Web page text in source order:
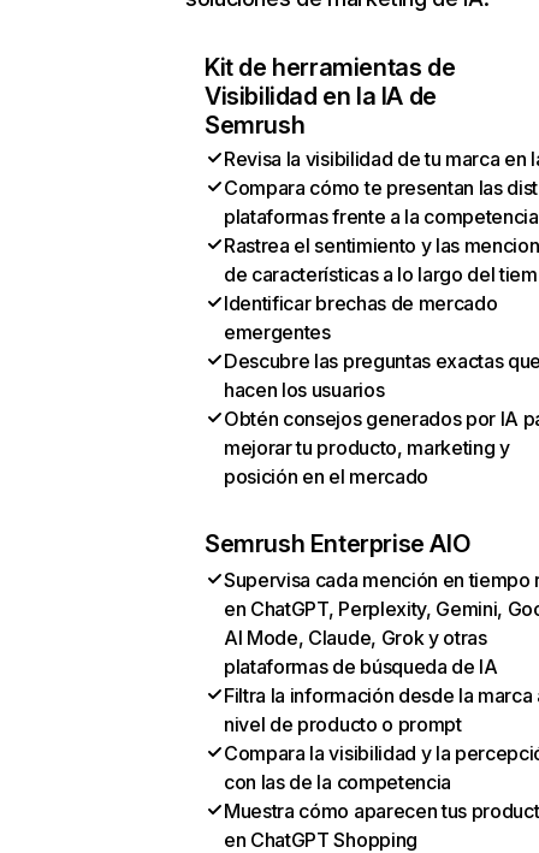
Kit de herramientas de
Visibilidad en la IA de
Semrush
Revisa la visibilidad de tu marca en
Compara cómo te presentan las
plataformas frente a la competencia
Rastrea el sentimiento y las
de características a lo largo del
Identificar brechas de mercado
emergentes
Descubre las preguntas exactas
hacen los usuarios
Obtén consejos generados por IA
mejorar tu producto, marketing y
posición en el mercado
Semrush Enterprise AIO
Supervisa cada mención en tiempo
en ChatGPT, Perplexity, Gemini,
AI Mode, Claude, Grok y otras
plataformas de búsqueda de IA
Filtra la información desde la marca
nivel de producto o prompt
Compara la visibilidad y la
con las de la competencia
Muestra cómo aparecen tus
en ChatGPT Shopping